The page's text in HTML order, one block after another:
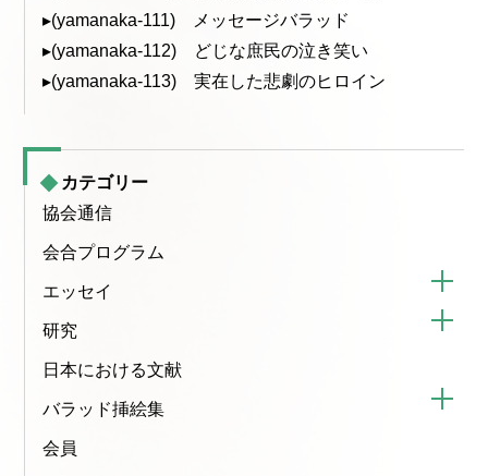
▸(yamanaka-111) メッセージバラッド
▸(yamanaka-112) どじな庶民の泣き笑い
▸(yamanaka-113) 実在した悲劇のヒロイン
カテゴリー
協会通信
会合プログラム
エッセイ
研究
日本における文献
バラッド挿絵集
会員